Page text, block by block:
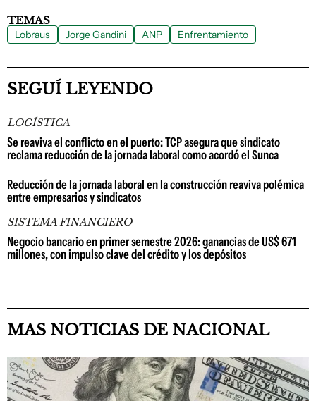
TEMAS
Lobraus Jorge Gandini ANP Enfrentamiento
SEGUÍ LEYENDO
LOGÍSTICA
Se reaviva el conflicto en el puerto: TCP asegura que sindicato
reclama reducción de la jornada laboral como acordó el Sunca
Reducción de la jornada laboral en la construcción reaviva polémica
entre empresarios y sindicatos
SISTEMA FINANCIERO
Negocio bancario en primer semestre 2026: ganancias de US$ 671
millones, con impulso clave del crédito y los depósitos
MAS NOTICIAS DE NACIONAL